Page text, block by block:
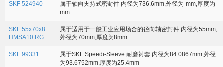
SKF 524940
属于轴向夹持式密封件 内径为736.6mm,外径为-mm,厚度为-
mm
SKF 55x70x8
HMSA10 RG
属于适用于一般工业应用场合的径向轴密封件 内径为55mm,
外径为70mm,厚度为8mm
SKF 99331
属于SKF Speedi-Sleeve 耐磨衬套 内径为84.0867mm,外径
为93.6752mm,厚度为25.4mm